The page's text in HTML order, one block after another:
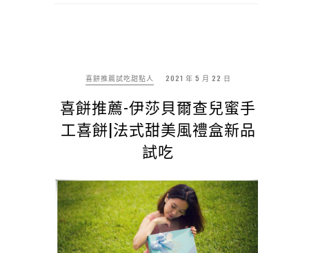
喜餅推薦試吃甜點人 2021 年 5 月 22 日
喜餅推薦-伊莎貝爾查兒蜜手
工喜餅|法式甜美風禮盒新品
試吃